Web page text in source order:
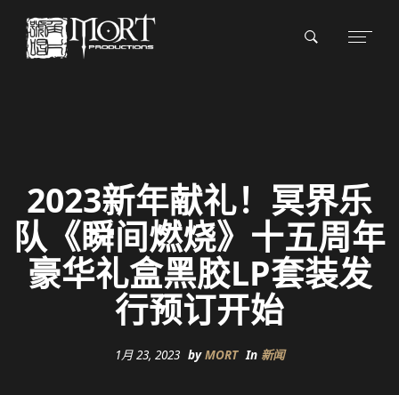
2023新年献礼！冥界乐
队《瞬间燃烧》十五周年
豪华礼盒黑胶LP套装发
行预订开始
1月 23, 2023 byMORT In 新闻